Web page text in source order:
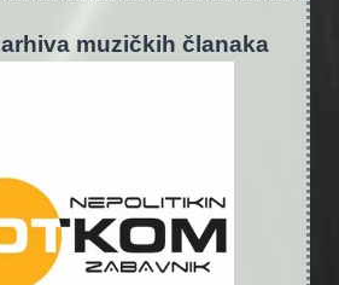
arhiva muzičkih članaka